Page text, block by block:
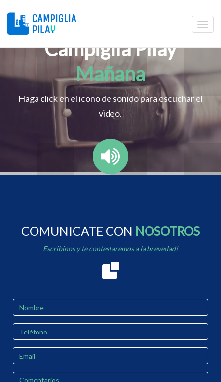
Campiglia Pilay
Mañana
Haga click en el icono de sonido para escuchar el
video.
COMUNICATE CON NOSOTROS
Escribinos y te contestaremos a la brevedad!